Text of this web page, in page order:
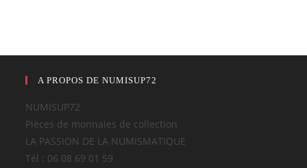
A PROPOS DE NUMISUP72
NUMISUP72
Pièces de monnaies de collection
LA PASSION DE LA NUMISMATIQUE
Tél : 06 08 69 01 59